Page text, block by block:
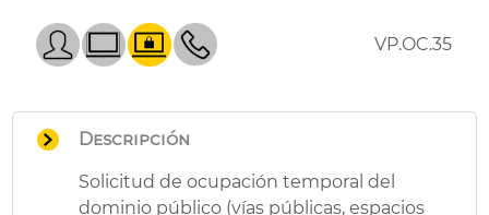
VP.OC.35
Descripción
Solicitud de ocupación temporal del
dominio público (vías públicas, espacios